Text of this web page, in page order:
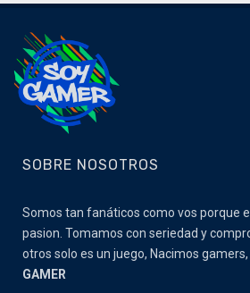
SOBRE NOSOTROS
Somos tan fanáticos como vos porque
pasion. Tomamos con seriedad y
otros solo es un juego, Nacimos
GAMER